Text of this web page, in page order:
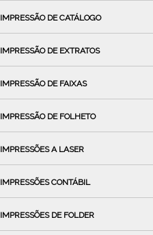
IMPRESSÃO DE CATÁLOGO
IMPRESSÃO DE EXTRATOS
IMPRESSÃO DE FAIXAS
IMPRESSÃO DE FOLHETO
IMPRESSÕES A LASER
IMPRESSÕES CONTÁBIL
IMPRESSÕES DE FOLDER